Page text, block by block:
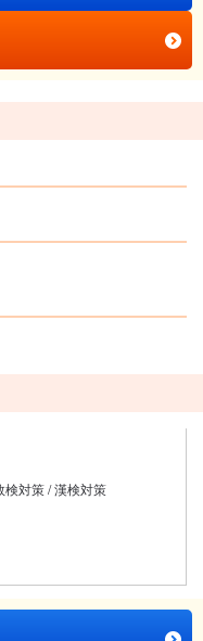
検対策 / 漢検対策